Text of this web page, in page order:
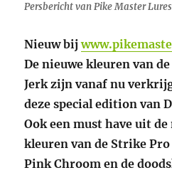
Persbericht van Pike Master
Nieuw bij
De nieuwe kleuren van
Jerk zijn vanaf nu
deze special edition van
Ook een must have uit
kleuren van de Strike
Pink Chroom en de